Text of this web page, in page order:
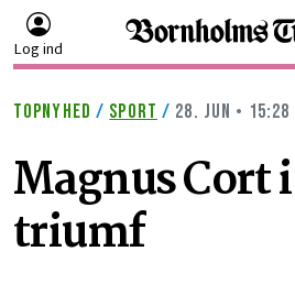
Log ind
TOPNYHED / SPORT / 28. JUN • 15:28
Magnus
triumf